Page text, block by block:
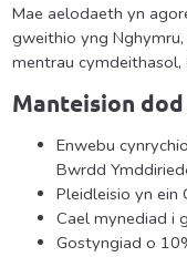
Mae aelodaeth yn
gweithio yng
mentrau cymdeithasol,
Manteision
Enwebu
Bwrdd
Pleidleisio yn
Cael mynediad i
Gostyngiad o